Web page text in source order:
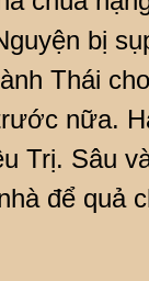
bị
Thái
nữa.
Trị. Sâu
để quả